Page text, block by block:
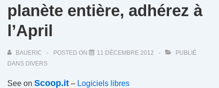
planète entière, adhérez à
l’April
BAUERIC POSTED ON 11 DÉCEMBRE 2012
PUBLIÉ
DANS DIVERS
See on Scoop.it – Logiciels libres